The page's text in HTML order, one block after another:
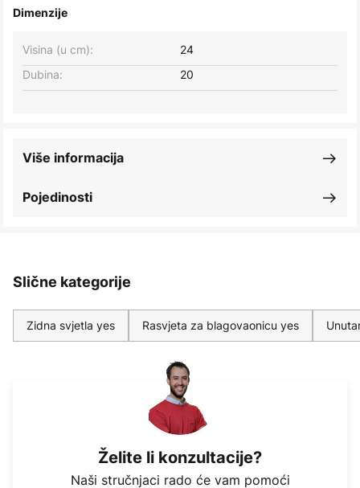
Dimenzije
Visina (u cm):
24
Dubina:
20
Pojedinosti
Više informacija
Slične kategorije
Zidna svjetla yes Rasvjeta za blagovaonicu yes
Želite li konzultacije?
Naši stručnjaci rado će vam pomoći